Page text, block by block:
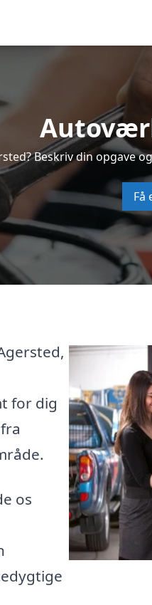
Beskriv din
Få
for dig
os